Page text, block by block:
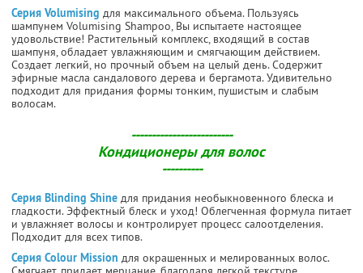
Серия Volumising для максимального объема. Пользуясь
шампунем Volumising Shampoo, Вы испытаете настоящее
удовольствие! Растительный комплекс, входящий в состав
шампуня, обладает увлажняющим и смягчающим действием.
Создает легкий, но прочный объем на целый день. Содержит
эфирные масла сандалового дерева и бергамота. Удивительно
подходит для придания формы тонким, пушистым и слабым
волосам.
-------------------------
Кондиционеры для волос
----------
Серия Blinding Shine для придания необыкновенного блеска и
гладкости. Эффектный блеск и уход! Облегченная формула питает
и увлажняет волосы и контролирует процесс салоотделения.
Подходит для всех типов.
Серия Colour Mission для окрашенных и мелированных волос.